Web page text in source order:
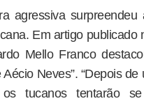
agressiva surpreendeu
Em artigo publicado
Mello Franco
Neves”. “Depois
tucanos tentarão